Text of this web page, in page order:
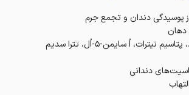
پوسیدگی دندان و تجمع جرم
دهان
حاوی سدیم فلوراید، پتاسیم نیترات، اُ سايمن-۵-اُل، تترا سدیم
دندانی